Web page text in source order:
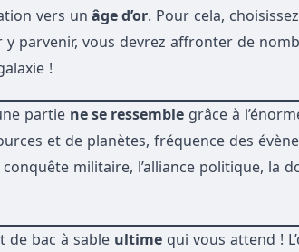
vers un âge d’or. Pour cela,
y parvenir, vous devrez affronter de
!
partie ne se ressemble grâce à
et de planètes, fréquence des
militaire, l’alliance politique, la
de bac à sable ultime qui vous attend !